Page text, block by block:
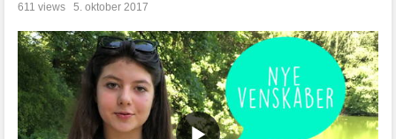
611 views 5. oktober 2017